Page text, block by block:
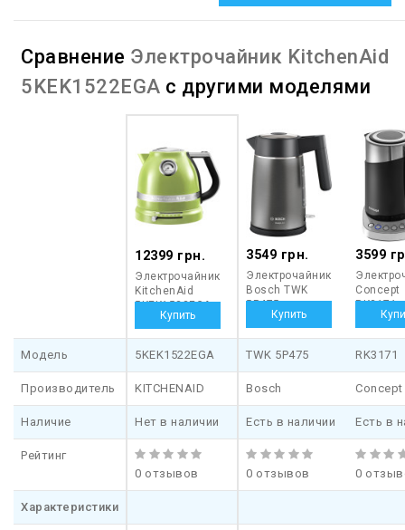
Сравнение Электрочайник KitchenAid
5KEK1522EGA с другими моделями
12399 грн.
Электрочайник
KitchenAid
5KEK1522EGA
3549 грн.
Электрочайник
Bosch TWK
5P475
3599
Concept
RK3171
Модель 5KEK1522EGA TWK 5P475 RK3171
Производитель KITCHENAID Bosch Concept
Наличие Нет в наличии Есть в наличии Есть в
Рейтинг
0 отзывов
0 отзывов 0
Характеристики